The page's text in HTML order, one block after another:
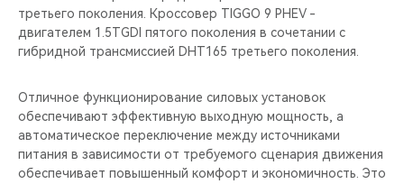
третьего поколения. Кроссовер TIGGO 9 PHEV -
двигателем 1.5TGDI пятого поколения в сочетании с
гибридной трансмиссией DHT165 третьего поколения.
Отличное функционирование силовых установок
обеспечивают эффективную выходную мощность, а
автоматическое переключение между источниками
питания в зависимости от требуемого сценария движения
обеспечивает повышенный комфорт и экономичность. Это